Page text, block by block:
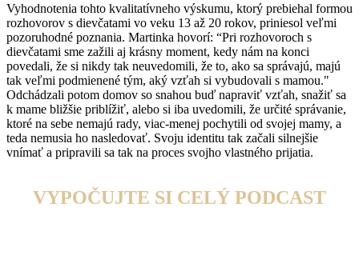
Vyhodnotenia tohto kvalitatívneho výskumu, ktorý prebiehal formou
rozhovorov s dievčatami vo veku 13 až 20 rokov, priniesol veľmi
pozoruhodné poznania. Martinka hovorí: “Pri rozhovoroch s
dievčatami sme zažili aj krásny moment, kedy nám na konci
povedali, že si nikdy tak neuvedomili, že to, ako sa správajú, majú
tak veľmi podmienené tým, aký vzťah si vybudovali s mamou."
Odchádzali potom domov so snahou buď napraviť vzťah, snažiť sa
k mame bližšie priblížiť, alebo si iba uvedomili, že určité správanie,
ktoré na sebe nemajú rady, viac-menej pochytili od svojej mamy, a
teda nemusia ho nasledovať. Svoju identitu tak začali silnejšie
vnímať a pripravili sa tak na proces svojho vlastného prijatia.
VYPOČUJTE SI CELÝ PODCAST